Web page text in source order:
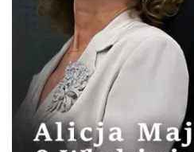
LORD OF THE DANCE 2026
Katowice